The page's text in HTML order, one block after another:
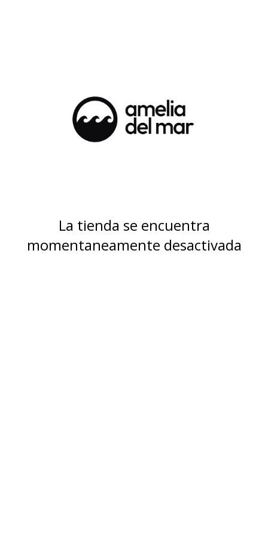
La tienda se encuentra
momentaneamente desactivada